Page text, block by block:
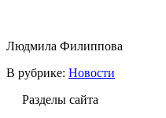
Людмила Филиппова
В рубрике: Новости
Разделы сайта